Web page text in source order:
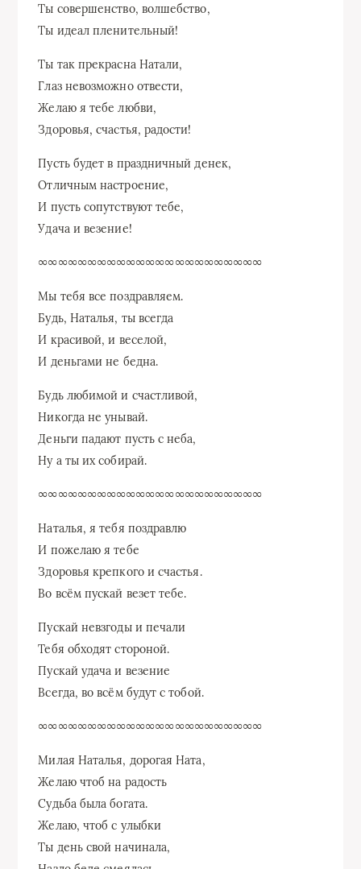
Ты совершенство, волшебство,
Ты идеал пленительный!
Ты так прекрасна Натали,
Глаз невозможно отвести,
Желаю я тебе любви,
Здоровья, счастья, радости!
Пусть будет в праздничный денек,
Отличным настроение,
И пусть сопутствуют тебе,
Удача и везение!
∞∞∞∞∞∞∞∞∞∞∞∞∞∞∞∞∞∞∞∞∞∞∞
Мы тебя все поздравляем.
Будь, Наталья, ты всегда
И красивой, и веселой,
И деньгами не бедна.
Будь любимой и счастливой,
Никогда не унывай.
Деньги падают пусть с неба,
Ну а ты их собирай.
∞∞∞∞∞∞∞∞∞∞∞∞∞∞∞∞∞∞∞∞∞∞∞
Наталья, я тебя поздравлю
И пожелаю я тебе
Здоровья крепкого и счастья.
Во всём пускай везет тебе.
Пускай невзгоды и печали
Тебя обходят стороной.
Пускай удача и везение
Всегда, во всём будут с тобой.
∞∞∞∞∞∞∞∞∞∞∞∞∞∞∞∞∞∞∞∞∞∞∞
Милая Наталья, дорогая Ната,
Желаю чтоб на радость
Судьба была богата.
Желаю, чтоб с улыбки
Ты день свой начинала,